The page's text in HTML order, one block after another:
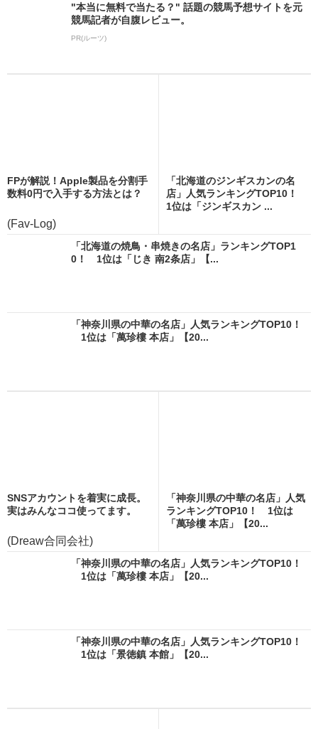
"本当に無料で当たる？" 話題の競馬予想サイトを元
競馬記者が自腹レビュー。
PR(ルーツ)
FPが解説！Apple製品を分割手
数料0円で入手する方法とは？
(Fav-Log)
「北海道のジンギスカンの名
店」人気ランキングTOP10！
1位は「ジンギスカン ...
「北海道の焼鳥・串焼きの名店」ランキングTOP1
0！ 1位は「じき 南2条店」【...
「神奈川県の中華の名店」人気ランキングTOP10！
1位は「萬珍樓 本店」【20...
SNSアカウントを着実に成長。
実はみんなココ使ってます。
(Dreaw合同会社)
「神奈川県の中華の名店」人気
ランキングTOP10！ 1位は
「萬珍樓 本店」【20...
「神奈川県の中華の名店」人気ランキングTOP10！
1位は「萬珍樓 本店」【20...
「神奈川県の中華の名店」人気ランキングTOP10！
1位は「景徳鎮 本館」【20...